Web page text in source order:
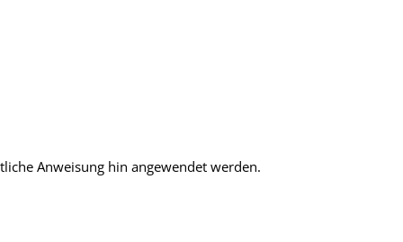
Anweisung hin angewendet werden.